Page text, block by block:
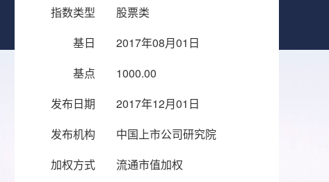
指数类型
股票类
基日
2017年08月01日
基点
1000.00
发布日期
2017年12月01日
发布机构
中国上市公司研究院
加权方式
流通市值加权